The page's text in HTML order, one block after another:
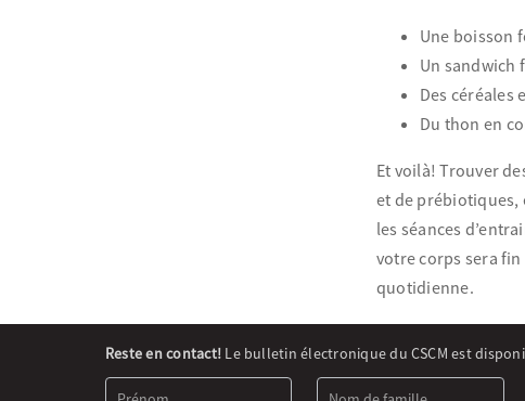
Une boisson
Un sandwich
Des céréales
Du thon en
Et voilà! Trouver
et de prébiotiques,
les séances
votre corps sera
quotidienne.
Newsletter
Signup
Reste en contact! Le bulletin électronique du CSCM est